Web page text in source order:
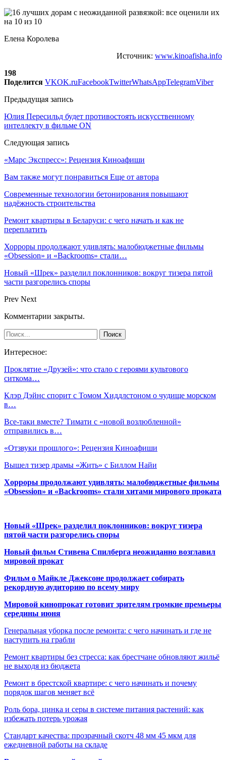
Елена Королева
Источник: www.kinoafisha.info
198
Поделится VKOK.ruFacebookTwitterWhatsAppTelegramViber
Предыдущая запись
Юлия Пересильд будет противостоять искусственному
интеллекту в фильме ON
Следующая запись
«Марс Экспресс»: Рецензия Киноафиши
Вам также могут понравиться Еще от автора
Современные технологии бетонирования повышают
надёжность строительства
Ремонт квартиры в Беларуси: с чего начать и как не
переплатить
Хорроры продолжают удивлять: малобюджетные фильмы
«Obsession» и «Backrooms» стали…
Новый «Шрек» разделил поклонников: вокруг тизера пятой
части разгорелись споры
Prev Next
Комментарии закрыты.
Интересное:
Проклятие «Друзей»: что стало с героями культового
ситкома…
Клэр Дэйнс спорит с Томом Хиддлстоном о чудище морском
в…
Все-таки вместе? Тимати с «новой возлюбленной»
отправились в…
«Отзвуки прошлого»: Рецензия Киноафиши
Вышел тизер драмы «Жить» с Биллом Найи
Хорроры продолжают удивлять: малобюджетные фильмы
«Obsession» и «Backrooms» стали хитами мирового проката
Новый «Шрек» разделил поклонников: вокруг тизера
пятой части разгорелись споры
Новый фильм Стивена Спилберга неожиданно возглавил
мировой прокат
Фильм о Майкле Джексоне продолжает собирать
рекордную аудиторию по всему миру
Мировой кинопрокат готовит зрителям громкие премьеры
середины июня
Генеральная уборка после ремонта: с чего начинать и где не
наступить на грабли
Ремонт квартиры без стресса: как брестчане обновляют жильё
не выходя из бюджета
Ремонт в брестской квартире: с чего начинать и почему
порядок шагов меняет всё
Роль бора, цинка и серы в системе питания растений: как
избежать потерь урожая
Стандарт качества: прозрачный скотч 48 мм 45 мкм для
ежедневной работы на складе